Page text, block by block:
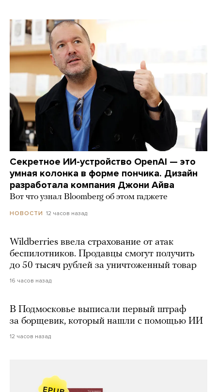
Секретное ИИ-устройство OpenAI — это
умная колонка в форме пончика. Дизайн
разработала компания Джони Айва
Вот что узнал Bloomberg об этом гаджете
НОВОСТИ 12 часов назад
Wildberries ввела страхование от атак
беспилотников. Продавцы смогут получить
до 50 тысяч рублей за уничтоженный товар
16 часов назад
В Подмосковье выписали первый штраф
за борщевик, который нашли с помощью ИИ
12 часов назад